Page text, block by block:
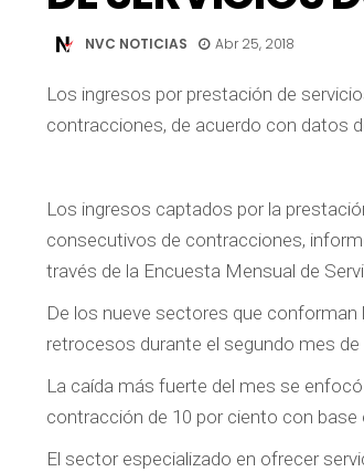
NVC NOTICIAS Abr 25, 2018
Los ingresos por prestación de
contracciones, de acuerdo con datos
Los ingresos captados por la
consecutivos de contracciones,
través de la Encuesta Mensual de
De los nueve sectores que
retrocesos durante el segundo mes de
La caída más fuerte del mes se
contracción de 10 por ciento con
El sector especializado en ofrecer